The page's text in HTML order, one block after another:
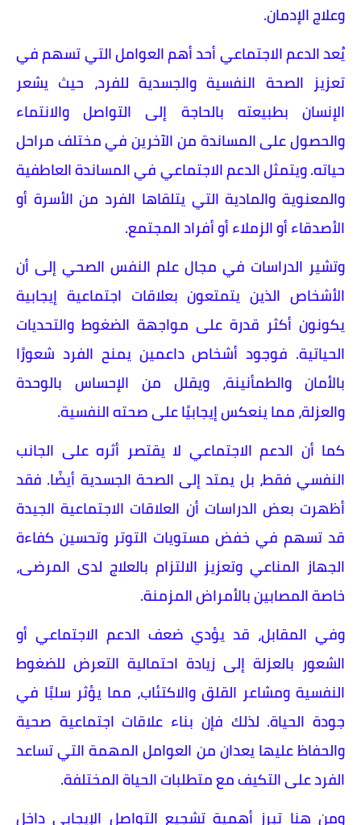
وعلاج الإدمان.
يُعد الدعم الاجتماعي أحد أهم العوامل التي تسهم في
تعزيز الصحة النفسية والجسدية للفرد، حيث يشعر
الإنسان بطبيعته بالحاجة إلى التواصل والانتماء
والحصول على المساندة من الآخرين في مختلف مراحل
حياته. ويتمثل الدعم الاجتماعي في المساندة العاطفية
والمعنوية والمادية التي يتلقاها الفرد من الأسرة أو
الأصدقاء أو الزملاء أو أفراد المجتمع.
وتشير الدراسات في مجال علم النفس الصحي إلى أن
الأشخاص الذين يتمتعون بعلاقات اجتماعية إيجابية
يكونون أكثر قدرة على مواجهة الضغوط والتحديات
الحياتية. فوجود أشخاص داعمين يمنح الفرد شعورًا
بالأمان والطمأنينة، ويقلل من الإحساس بالوحدة
والعزلة، مما ينعكس إيجابيًا على صحته النفسية.
كما أن الدعم الاجتماعي لا يقتصر أثره على الجانب
النفسي فقط، بل يمتد إلى الصحة الجسدية أيضًا. فقد
أظهرت بعض الدراسات أن العلاقات الاجتماعية الجيدة
قد تسهم في خفض مستويات التوتر وتحسين كفاءة
الجهاز المناعي وتعزيز الالتزام بالعلاج لدى المرضى،
خاصة المصابين بالأمراض المزمنة.
وفي المقابل، قد يؤدي ضعف الدعم الاجتماعي أو
الشعور بالعزلة إلى زيادة احتمالية التعرض للضغوط
النفسية ومشاعر القلق والاكتئاب، مما يؤثر سلبًا في
جودة الحياة. لذلك فإن بناء علاقات اجتماعية صحية
والحفاظ عليها يعدان من العوامل المهمة التي تساعد
الفرد على التكيف مع متطلبات الحياة المختلفة.
ومن هنا تبرز أهمية تشجيع التواصل الإيجابي داخل